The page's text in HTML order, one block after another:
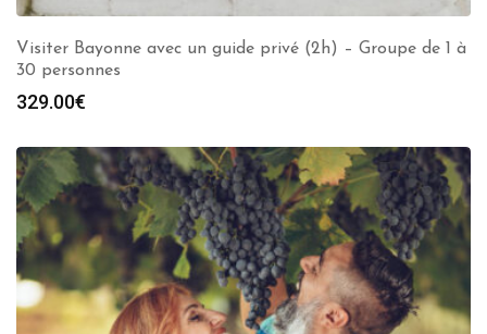
Visiter Bayonne avec un guide privé (2h) – Groupe de 1 à
30 personnes
329.00€